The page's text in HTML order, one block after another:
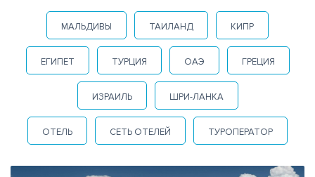
МАЛЬДИВЫ ТАИЛАНД КИПР
ЕГИПЕТ ТУРЦИЯ ОАЭ ГРЕЦИЯ
ИЗРАИЛЬ ШРИ-ЛАНКА
ОТЕЛЬ СЕТЬ ОТЕЛЕЙ ТУРОПЕРАТОР